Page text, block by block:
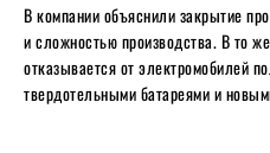
В компании объяснили закрытие
и сложностью производства. В то
отказывается от электромобилей
твердотельными батареями и